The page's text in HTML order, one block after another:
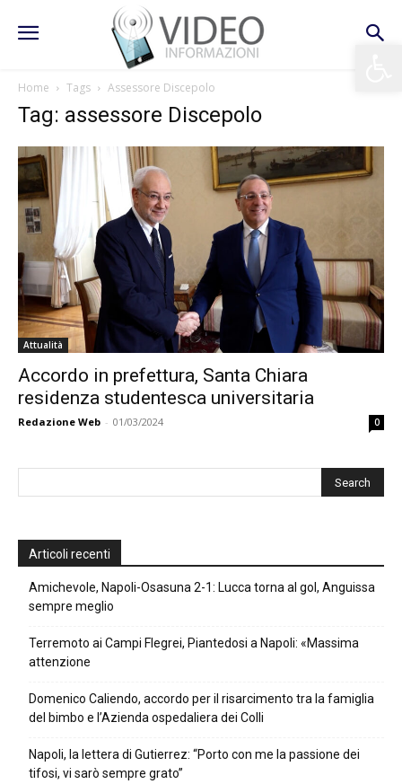
Home Tags Assessore Discepolo
Tag: assessore Discepolo
Attualità
Accordo in prefettura, Santa Chiara
residenza studentesca universitaria
Redazione Web - 01/03/2024 0
Articoli recenti
Amichevole, Napoli-Osasuna 2-1: Lucca torna al gol, Anguissa
sempre meglio
Terremoto ai Campi Flegrei, Piantedosi a Napoli: «Massima
attenzione
Domenico Caliendo, accordo per il risarcimento tra la famiglia
del bimbo e l’Azienda ospedaliera dei Colli
Napoli, la lettera di Gutierrez: “Porto con me la passione dei
tifosi, vi sarò sempre grato”